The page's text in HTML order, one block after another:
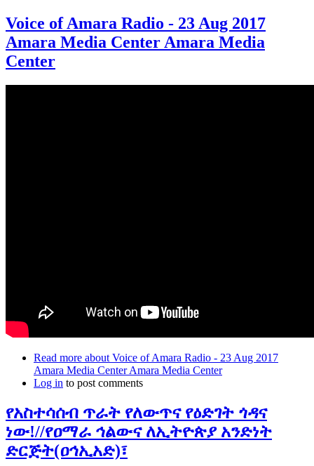
Voice of Amara Radio - 23 Aug 2017
Amara Media Center Amara Media
Center
Read more about Voice of Amara Radio - 23 Aug 2017
Amara Media Center Amara Media Center
Log in to post comments
የአስተሳሰብ ጥራት የለውጥና የዕድገት ጎዳና
ነው!//የዐማራ ኅልውና ለኢትዮጵያ አንድነት
ድርጅት(ዐኅኢአድ)፣